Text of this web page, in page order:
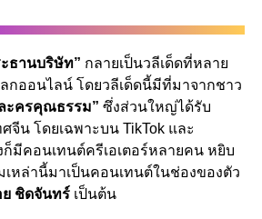
ธานบริษัท” กลายเป็นวลีเด็ดที่หลาย
กออนไลน์ โดยวลีเด็ดนี้มีที่มาจากชาว
ะครคุณธรรม” ซึ่งส่วนใหญ่ได้รับ
จีน โดยเฉพาะบน TikTok และ
ก็มีคอนเทนต์ครีเอเตอร์หลายคน หยิบ
หล่านี้มาเป็นคอนเทนต์ในช่องของตัว
ชิดจันทร์เป็นต้น